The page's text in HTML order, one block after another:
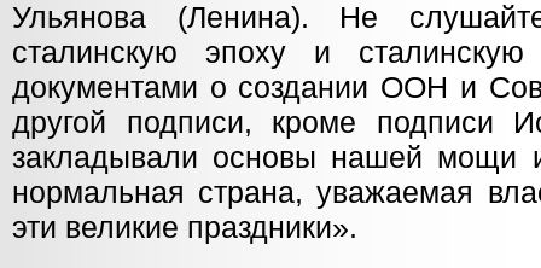
Ульянова (Ленина). Не
сталинскую эпоху и
документами о создании ООН и
другой подписи, кроме подписи
закладывали основы нашей мощи
нормальная страна, уважаемая
эти великие праздники».